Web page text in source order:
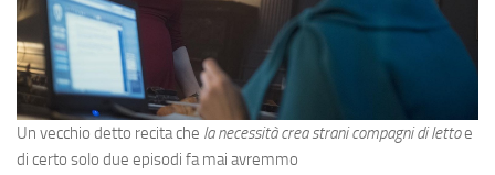
Un vecchio detto recita che la necessità crea strani compagni di lettoe
di certo solo due episodi fa mai avremmo